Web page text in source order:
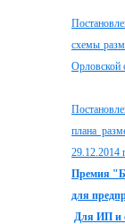
схемы
Орловской
плана
29.12.2014
Премия
для
Для ИП и